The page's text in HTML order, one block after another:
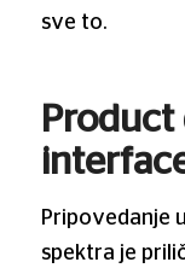
sve to.
Product
Pripovedanje
spektra je